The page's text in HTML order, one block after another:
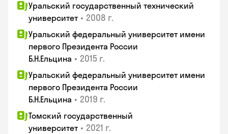
Уральский государственный технический
университет • 2008 г.
Уральский федеральный университет имени
первого Президента России
Б.Н.Ельцина • 2015 г.
Уральский федеральный университет имени
первого Президента России
Б.Н.Ельцина • 2019 г.
Томский государственный
университет • 2021 г.